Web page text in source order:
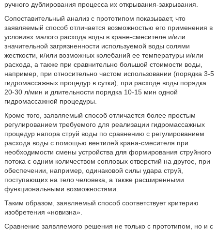
ручного дублирования процесса их открывания-закрывания.
Сопоставительный анализ с прототипом показывает, что
заявляемый способ отличается возможностью его применения в
условиях малого расхода воды в кране-смесителе и/или
значительной загрязненности используемой воды солями
жесткости, и/или возможных колебаний ее температуры и/или
расхода, а также при сравнительно большой стоимости воды,
например, при относительно частом использовании (порядка 3-5
гидромассажных процедур в сутки), при расходе воды порядка
20-30 л/мин и длительности порядка 10-15 мин одной
гидромассажной процедуры.
Кроме того, заявляемый способ отличается более простым
регулированием требуемого для реализации гидромассажных
процедур напора струй воды по сравнению с регулированием
расхода воды с помощью вентилей крана-смесителя при
необходимости смены устройства для формирования струйного
потока с одним количеством сопловых отверстий на другое, при
обеспечении, например, одинаковой силы удара струй,
поступающих на тело человека, а также расширенными
функциональными возможностями.
Таким образом, заявляемый способ соответствует критерию
изобретения «новизна».
Сравнение заявляемого решения не только с прототипом, но и с